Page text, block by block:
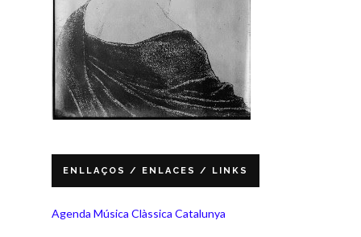
ENLLAÇOS / ENLACES / LINKS
Agenda Música Clàssica Catalunya